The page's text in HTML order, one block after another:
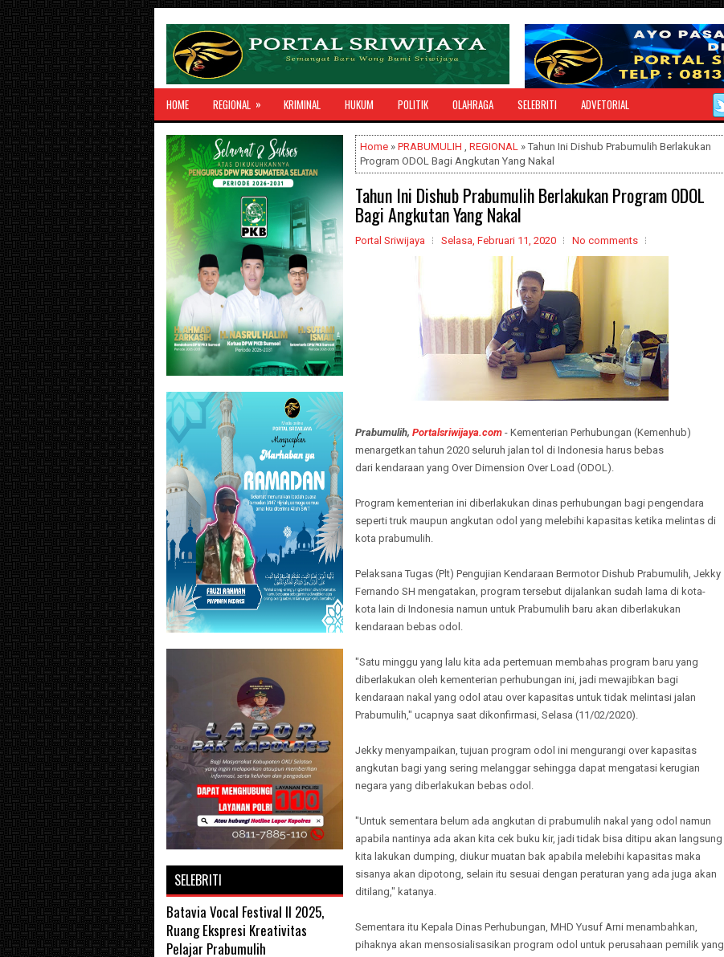
HOME REGIONAL » KRIMINAL HUKUM POLITIK OLAHRAGA SELEBRITI ADVETORIAL
Home » PRABUMULIH , REGIONAL » Tahun Ini Dishub Prabumulih Berlakukan
Program ODOL Bagi Angkutan Yang Nakal
Tahun Ini Dishub Prabumulih Berlakukan Program ODOL
Bagi Angkutan Yang Nakal
Portal Sriwijaya Selasa, Februari 11, 2020 No comments
Prabumulih, Portalsriwijaya.com - Kementerian Perhubungan (Kemenhub)
menargetkan tahun 2020 seluruh jalan tol di Indonesia harus bebas
dari kendaraan yang Over Dimension Over Load (ODOL).
Program kementerian ini diberlakukan dinas perhubungan bagi pengendara
seperti truk maupun angkutan odol yang melebihi kapasitas ketika melintas di
kota prabumulih.
Pelaksana Tugas (Plt) Pengujian Kendaraan Bermotor Dishub Prabumulih, Jekky
Fernando SH mengatakan, program tersebut dijalankan sudah lama di kota-
kota lain di Indonesia namun untuk Prabumulih baru akan diberlakukan
kendaraan bebas odol.
"Satu minggu yang lalu kita ada pertemuan membahas program baru yang
diberlakukan oleh kementerian perhubungan ini, jadi mewajibkan bagi
kendaraan nakal yang odol atau over kapasitas untuk tidak melintasi jalan
Prabumulih," ucapnya saat dikonfirmasi, Selasa (11/02/2020).
Jekky menyampaikan, tujuan program odol ini mengurangi over kapasitas
angkutan bagi yang sering melanggar sehingga dapat mengatasi kerugian
negara yang diberlakukan bebas odol.
"Untuk sementara belum ada angkutan di prabumulih nakal yang odol namun
apabila nantinya ada akan kita cek buku kir, jadi tidak bisa ditipu akan langsung
kita lakukan dumping, diukur muatan bak apabila melebihi kapasitas maka
sisanya akan dipotong, selain itu sesuai dengan peraturan yang ada juga akan
ditilang," katanya.
Sementara itu Kepala Dinas Perhubungan, MHD Yusuf Arni menambahkan,
pihaknya akan mensosialisasikan program odol untuk perusahaan pemilik yang
SELEBRITI
Batavia Vocal Festival II 2025,
Ruang Ekspresi Kreativitas
Pelajar Prabumulih